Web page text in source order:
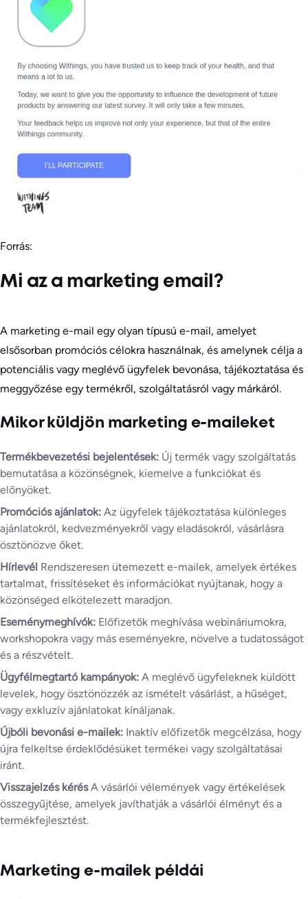
Forrás:
Mi az a marketing email?
A marketing e-mail egy olyan típusú e-mail, amelyet
elsősorban promóciós célokra használnak, és amelynek célja a
potenciális vagy meglévő ügyfelek bevonása, tájékoztatása és
meggyőzése egy termékről, szolgáltatásról vagy márkáról.
Mikor küldjön marketing e-maileket
Termékbevezetési bejelentések: Új termék vagy szolgáltatás
bemutatása a közönségnek, kiemelve a funkciókat és
előnyöket.
Promóciós ajánlatok: Az ügyfelek tájékoztatása különleges
ajánlatokról, kedvezményekről vagy eladásokról, vásárlásra
ösztönözve őket.
Hírlevél Rendszeresen ütemezett e-mailek, amelyek értékes
tartalmat, frissítéseket és információkat nyújtanak, hogy a
közönséged elkötelezett maradjon.
Eseménymeghívók: Előfizetők meghívása webináriumokra,
workshopokra vagy más eseményekre, növelve a tudatosságot
és a részvételt.
Ügyfélmegtartó kampányok: A meglévő ügyfeleknek küldött
levelek, hogy ösztönözzék az ismételt vásárlást, a hűséget,
vagy exkluzív ajánlatokat kínáljanak.
Újbóli bevonási e-mailek: Inaktív előfizetők megcélzása, hogy
újra felkeltse érdeklődésüket termékei vagy szolgáltatásai
iránt.
Visszajelzés kérésA vásárlói vélemények vagy értékelések
összegyűjtése, amelyek javíthatják a vásárlói élményt és a
termékfejlesztést.
Marketing e-mailek példái